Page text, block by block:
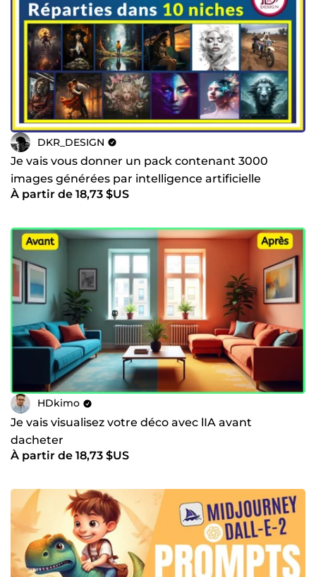
DKR_DESIGN
Je vais vous donner un pack contenant 3000
images générées par intelligence artificielle
À partir de 18,73 $US
HDkimo
Je vais visualisez votre déco avec lIA avant
dacheter
À partir de 18,73 $US